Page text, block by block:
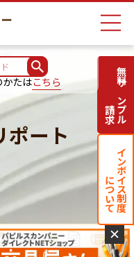
たはこちら
ポート
夏が来ました
無料サンプル
請求
インボイス制度
について
✕